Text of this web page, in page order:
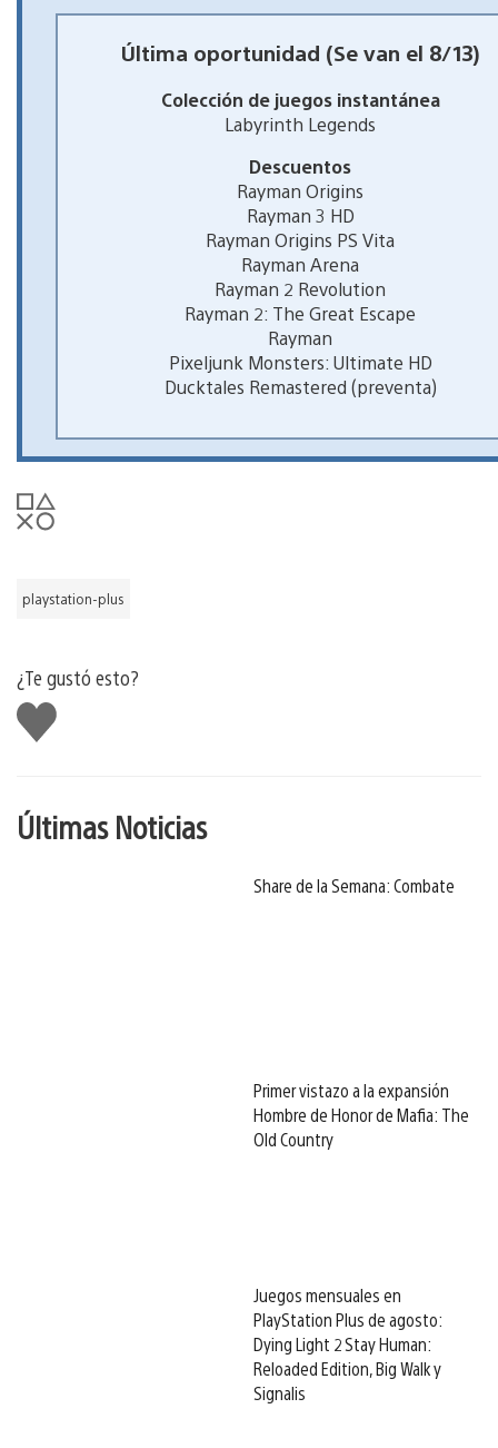
Última oportunidad (Se van el 8/13)
Colección de juegos instantánea
Labyrinth Legends
Descuentos
Rayman Origins
Rayman 3 HD
Rayman Origins PS Vita
Rayman Arena
Rayman 2 Revolution
Rayman 2: The Great Escape
Rayman
Pixeljunk Monsters: Ultimate HD
Ducktales Remastered (preventa)
playstation-plus
¿Te gustó esto?
Me
gusta
Últimas Noticias
Share de la Semana: Combate
Primer vistazo a la expansión
Hombre de Honor de Mafia: The
Old Country
Juegos mensuales en
PlayStation Plus de agosto:
Dying Light 2 Stay Human:
Reloaded Edition, Big Walk y
Signalis